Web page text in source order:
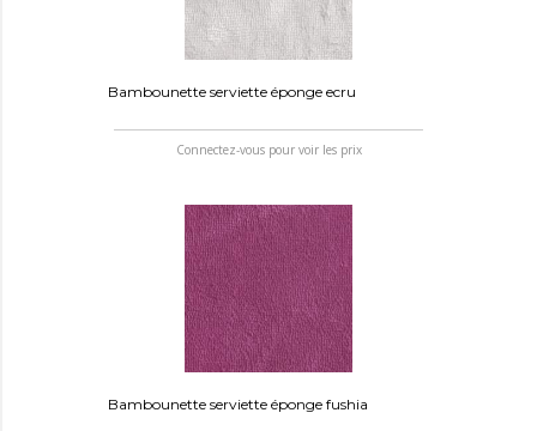
Bambounette serviette éponge ecru
Connectez-vous pour voir les prix
Bambounette serviette éponge fushia